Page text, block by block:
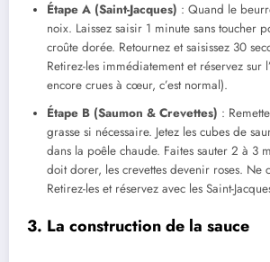
Étape A (Saint-Jacques) : Quand le
noix. Laissez saisir 1 minute sans toucher
croûte dorée. Retournez et saisissez 30
Retirez-les immédiatement et réservez sur
encore crues à cœur, c’est normal).
Étape B (Saumon & Crevettes) :
grasse si nécessaire. Jetez les cubes de
dans la poêle chaude. Faites sauter 2 à 3
doit dorer, les crevettes devenir roses. Ne
Retirez-les et réservez avec les Saint-
3. La construction de la sauce